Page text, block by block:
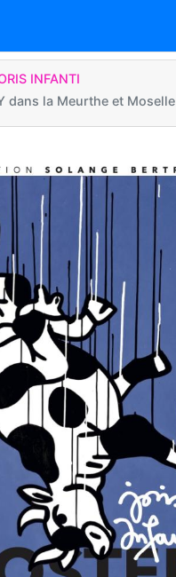
INFANTI
dans la Meurthe et Moselle